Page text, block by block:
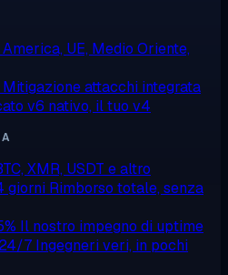
UE, Medio Oriente,
Mitigazione attacchi integrata
v6 nativo, il tuo v4
XMR, USDT e altro
giorni Rimborso totale, senza
Il nostro impegno di uptime
7 Ingegneri veri, in pochi